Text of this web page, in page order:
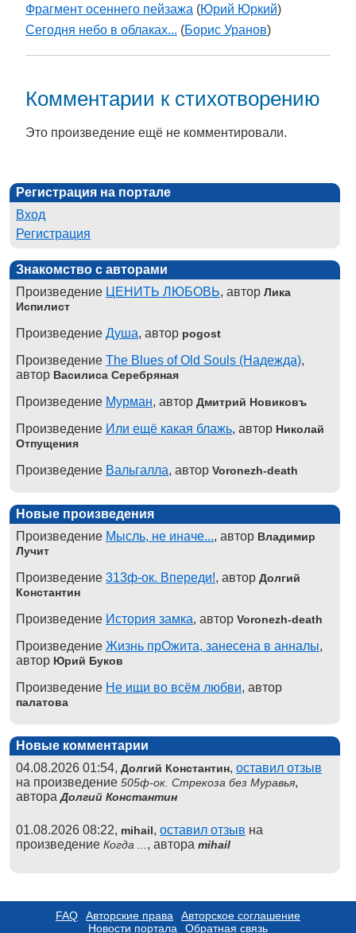
Фрагмент осеннего пейзажа (Юрий Юркий)
Сегодня небо в облаках... (Борис Уранов)
Комментарии к стихотворению
Это произведение ещё не комментировали.
Регистрация на портале
Вход
Регистрация
Знакомство с авторами
Произведение ЦЕНИТЬ ЛЮБОВЬ, автор Лика
Испилист
Произведение Душа, автор pogost
Произведение The Blues of Old Souls (Надежда),
автор Василиса Серебряная
Произведение Мурман, автор Дмитрий Новиковъ
Произведение Или ещё какая блажь, автор Николай
Отпущения
Произведение Вальгалла, автор Voronezh-death
Новые произведения
Произведение Мысль, не иначе..., автор Владимир
Лучит
Произведение 313ф-ок. Впереди!, автор Долгий
Константин
Произведение История замка, автор Voronezh-death
Произведение Жизнь прОжита, занесена в анналы,
автор Юрий Буков
Произведение Не ищи во всём любви, автор
палатова
Новые комментарии
04.08.2026 01:54, Долгий Константин, оставил отзыв
на произведение 505ф-ок. Стрекоза без Муравья,
автораДолгий Константин
01.08.2026 08:22, mihail, оставил отзыв на
произведение Когда ... , автора mihail
FAQ Авторские права
Авторское соглашение
Новости портала
Обратная связь